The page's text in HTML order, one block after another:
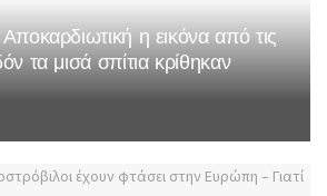
η εικόνα από τις
τα μισά σπίτια κρίθηκαν